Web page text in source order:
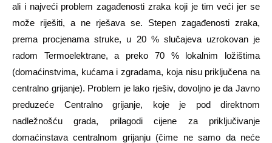
ali i najveći problem zagađenosti zraka koji je tim veći jer se
može riješiti, a ne rješava se. Stepen zagađenosti zraka,
prema procjenama struke, u 20 % slučajeva uzrokovan je
radom Termoelektrane, a preko 70 % lokalnim ložištima
(domaćinstvima, kućama i zgradama, koja nisu priključena na
centralno grijanje). Problem je lako rješiv, dovoljno je da Javno
preduzeće Centralno grijanje, koje je pod direktnom
nadležnošću grada, prilagodi cijene za priključivanje
domaćinstava centralnom grijanju (čime ne samo da neće